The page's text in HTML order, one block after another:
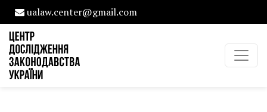
ualaw.center@gmail.com